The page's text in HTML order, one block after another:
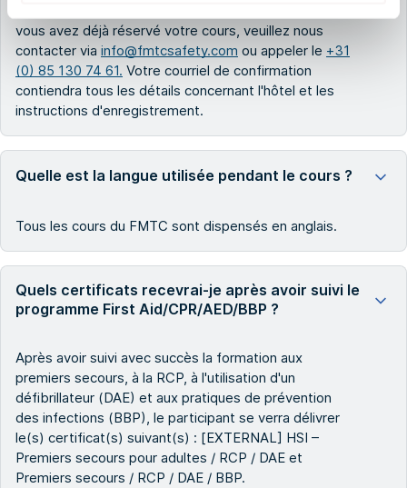
vous avez déjà réservé votre cours, veuillez nous
contacter via info@fmtcsafety.com ou appeler le +31
(0) 85 130 74 61. Votre courriel de confirmation
contiendra tous les détails concernant l'hôtel et les
instructions d'enregistrement.
Quelle est la langue utilisée pendant le cours ?
Tous les cours du FMTC sont dispensés en anglais.
Quels certificats recevrai-je après avoir suivi le
programme First Aid/CPR/AED/BBP ?
Après avoir suivi avec succès la formation aux
premiers secours, à la RCP, à l'utilisation d'un
défibrillateur (DAE) et aux pratiques de prévention
des infections (BBP), le participant se verra délivrer
le(s) certificat(s) suivant(s) : [EXTERNAL] HSI –
Premiers secours pour adultes / RCP / DAE et
Premiers secours / RCP / DAE / BBP.